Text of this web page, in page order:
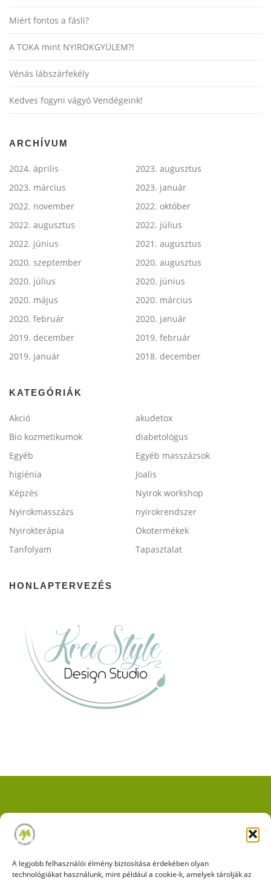
A legjobb felhasználói élmény biztosítása érdekében olyan
technológiákat használunk, mint például a cookie-k, amelyek tárolják az
Miért fontos a fásli?
A TOKA mint NYIROKGYÜLEM?!
Vénás lábszárfekély
Kedves fogyni vágyó Vendégeink!
ARCHÍVUM
2024. április
2023. augusztus
2023. március
2023. január
2022. november
2022. október
2022. augusztus
2022. július
2022. június
2021. augusztus
2020. szeptember
2020. augusztus
2020. július
2020. június
2020. május
2020. március
2020. február
2020. január
2019. december
2019. február
2019. január
2018. december
KATEGÓRIÁK
Akció
akudetox
Bio kozmetikumok
diabetológus
Egyéb
Egyéb masszázsok
higiénia
Joalis
Képzés
Nyirok workshop
Nyirokmasszázs
nyirokrendszer
Nyirokterápia
Ökotermékek
Tanfolyam
Tapasztalat
HONLAPTERVEZÉS